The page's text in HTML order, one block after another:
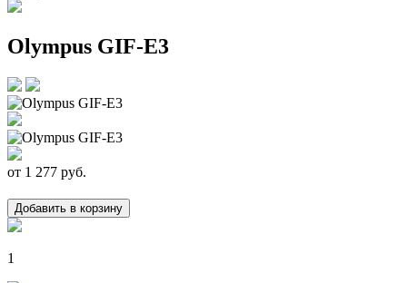
Olympus GIF-E3
от 1 277 руб.
Добавить в корзину
1